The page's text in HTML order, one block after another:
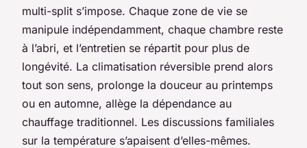
multi-split s’impose. Chaque zone de vie se
manipule indépendamment, chaque chambre reste
à l’abri, et l’entretien se répartit pour plus de
longévité. La climatisation réversible prend alors
tout son sens, prolonge la douceur au printemps
ou en automne, allège la dépendance au
chauffage traditionnel. Les discussions familiales
sur la température s’apaisent d’elles-mêmes.